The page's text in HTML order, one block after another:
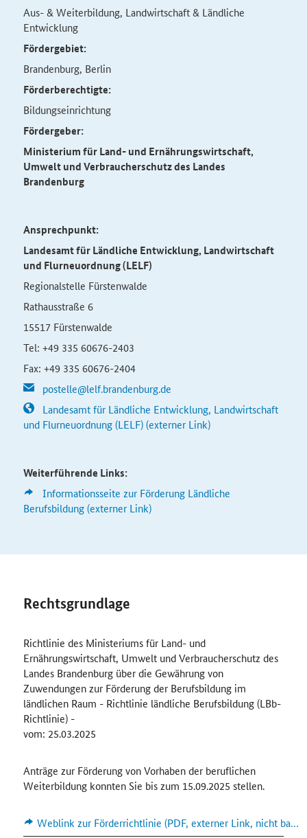
Aus- & Weiterbildung, Landwirtschaft & Ländliche
Entwicklung
Fördergebiet:
Brandenburg, Berlin
Förderberechtigte:
Bildungseinrichtung
Fördergeber:
Ministerium für Land- und Ernährungswirtschaft,
Umwelt und Verbraucherschutz des Landes
Brandenburg
Ansprechpunkt:
Landesamt für Ländliche Entwicklung, Landwirtschaft
und Flurneuordnung (LELF)
Regionalstelle Fürstenwalde
Rathausstraße 6
15517 Fürstenwalde
Tel: +49 335 60676-2403
Fax: +49 335 60676-2404
postelle@lelf.brandenburg.de
Landesamt für Ländliche Entwicklung, Landwirtschaft
und Flurneuordnung (LELF) (externer Link)
Weiterführende Links:
Informationsseite zur Förderung Ländliche
Berufsbildung (externer Link)
Rechtsgrundlage
Richtlinie des Ministeriums für Land- und
Ernährungswirtschaft, Umwelt und Verbraucherschutz des
Landes Brandenburg über die Gewährung von
Zuwendungen zur Förderung der Berufsbildung im
ländlichen Raum - Richtlinie ländliche Berufsbildung (LBb-
Richtlinie) -
vom: 25.03.2025
Anträge zur Förderung von Vorhaben der beruflichen
Weiterbildung konnten Sie bis zum 15.09.2025 stellen.
Weblink zur Förderrichtlinie (PDF, externer Link, nicht barrierefrei)